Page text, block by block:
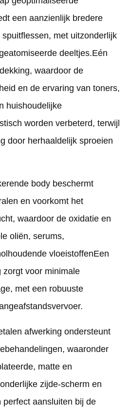
een aanzienlijk bredere
met uitzonderlijk
deeltjes.Eén
waardoor de
en de ervaring van toners,
huishoudelijke
worden verbeterd, terwijl
door herhaaldelijk sproeien
body beschermt
en voorkomt het
waardoor de oxidatie en
oliën, serums,
vloeistoffenEen
zorgt voor minimale
met een robuuste
afwerking ondersteunt
waaronder
matte en
zijde-scherm en
aansluiten bij de